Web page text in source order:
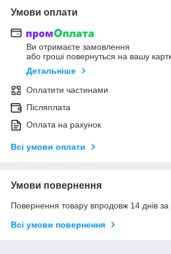
Умови оплати
Ви отримаєте замовлення
або гроші повернуться на вашу
Детальніше
Оплатити частинами
Післяплата
Оплата на рахунок
Всі умови оплати
Умови повернення
Повернення товару впродовж 14 днів
Всі умови повернення